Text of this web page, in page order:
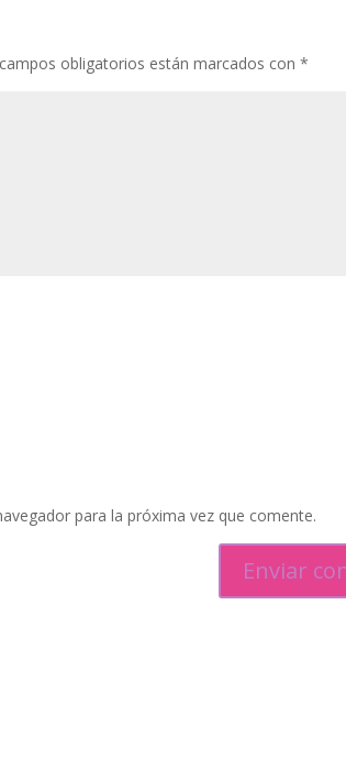
obligatorios están marcados con*
para la próxima vez que comente.